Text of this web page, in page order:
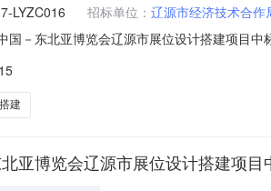
LYZC016 招标单位： 辽源市经济技术合作
国－东北亚博览会辽源市展位设计搭建项目
名称吉林世通项目管理咨询有限公司采购人
建
亚博览会辽源市展位设计搭建项目